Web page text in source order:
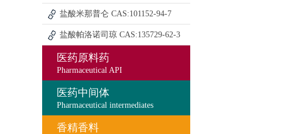
盐酸米那普仑 CAS:101152-94-7
盐酸帕洛诺司琼 CAS:135729-62-3
医药原料药
Pharmaceutical API
医药中间体
Pharmaceutical intermediates
香精香料